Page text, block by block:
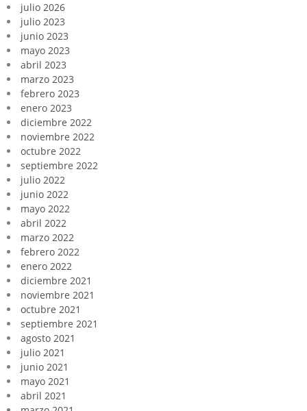
julio 2026
julio 2023
junio 2023
mayo 2023
abril 2023
marzo 2023
febrero 2023
enero 2023
diciembre 2022
noviembre 2022
octubre 2022
septiembre 2022
julio 2022
junio 2022
mayo 2022
abril 2022
marzo 2022
febrero 2022
enero 2022
diciembre 2021
noviembre 2021
octubre 2021
septiembre 2021
agosto 2021
julio 2021
junio 2021
mayo 2021
abril 2021